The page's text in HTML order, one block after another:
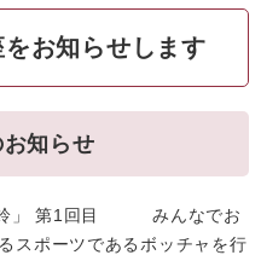
お知らせします
知らせ
」 第1回目 みんなでお
スポーツであるボッチャを行